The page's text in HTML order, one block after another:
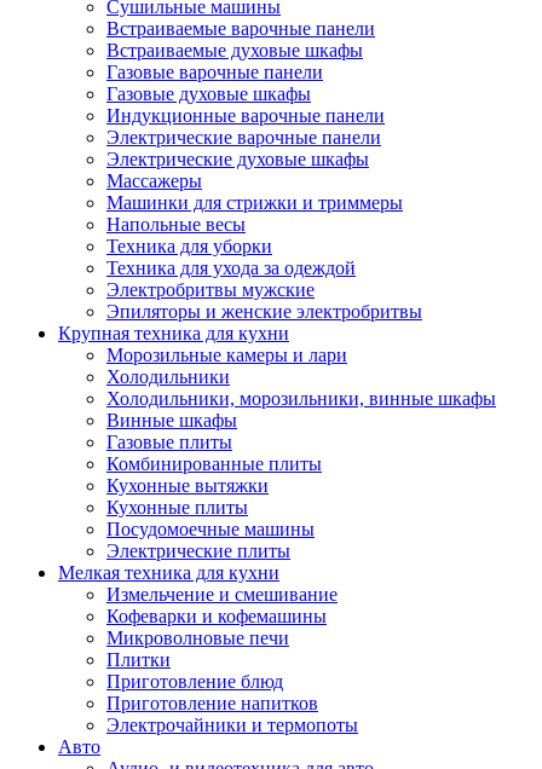
Сушильные машины
Встраиваемые варочные панели
Встраиваемые духовые шкафы
Газовые варочные панели
Газовые духовые шкафы
Индукционные варочные панели
Электрические варочные панели
Электрические духовые шкафы
Массажеры
Машинки для стрижки и триммеры
Напольные весы
Техника для уборки
Техника для ухода за одеждой
Электробритвы мужские
Эпиляторы и женские электробритвы
Крупная техника для кухни
Морозильные камеры и лари
Холодильники
Холодильники, морозильники, винные шкафы
Винные шкафы
Газовые плиты
Комбинированные плиты
Кухонные вытяжки
Кухонные плиты
Посудомоечные машины
Электрические плиты
Мелкая техника для кухни
Измельчение и смешивание
Кофеварки и кофемашины
Микроволновые печи
Плитки
Приготовление блюд
Приготовление напитков
Электрочайники и термопоты
Авто